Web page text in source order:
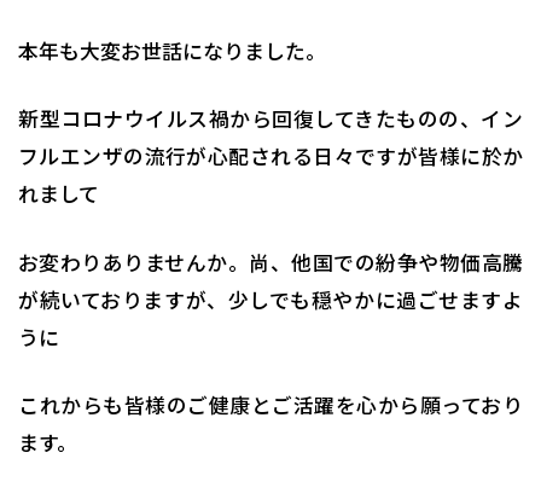
本年も大変お世話になりました。
新型コロナウイルス禍から回復してきたものの、イン
フルエンザの流行が心配される日々ですが皆様に於か
れまして
お変わりありませんか。尚、他国での紛争や物価高騰
が続いておりますが、少しでも穏やかに過ごせますよ
うに
これからも皆様のご健康とご活躍を心から願っており
ます。